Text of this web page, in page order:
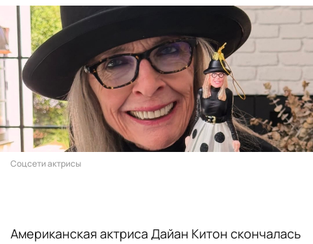
Соцсети актрисы
Американская актриса Дайан Китон скончалась